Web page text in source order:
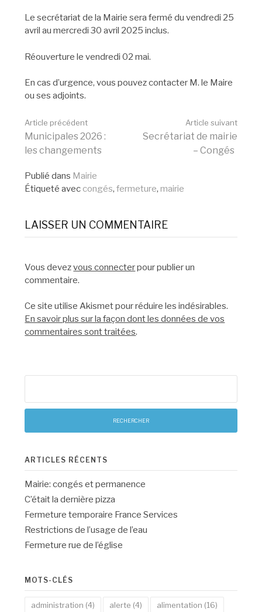
Le secrétariat de la Mairie sera fermé du vendredi 25
avril au mercredi 30 avril 2025 inclus.
Réouverture le vendredi 02 mai.
En cas d’urgence, vous pouvez contacter M. le Maire
ou ses adjoints.
Lire
la
Article précédent
Municipales 2026 :
les changements
Article suivant
Secrétariat de mairie
– Congés
Publié dans Mairie
Étiqueté avec congés,fermeture,mairie
LAISSER UN COMMENTAIRE
Vous devezvous connecterpour publier un
commentaire.
Ce site utilise Akismet pour réduire les indésirables.
En savoir plus sur la façon dont les données de vos
commentaires sont traitées.
ARTICLES RÉCENTS
Mairie: congés et permanence
C’était la dernière pizza
Fermeture temporaire France Services
Restrictions de l’usage de l’eau
Fermeture rue de l’église
MOTS-CLÉS
administration (4) alerte (4) alimentation (16)